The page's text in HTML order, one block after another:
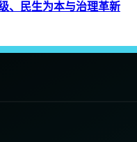
、民生为本与治理革新